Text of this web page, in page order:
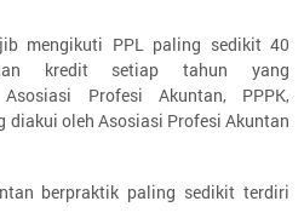
mengikuti PPL paling sedikit 40
kredit setiap tahun yang
Profesi Akuntan, PPPK,
oleh Asosiasi Profesi Akuntan
berpraktik paling sedikit terdiri